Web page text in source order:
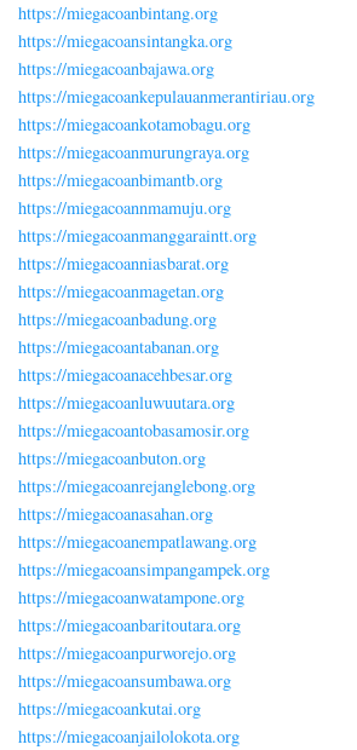
https://miegacoanbintang.org
https://miegacoansintangka.org
https://miegacoanbajawa.org
https://miegacoankepulauanmerantiriau.org
https://miegacoankotamobagu.org
https://miegacoanmurungraya.org
https://miegacoanbimantb.org
https://miegacoannmamuju.org
https://miegacoanmanggaraintt.org
https://miegacoanniasbarat.org
https://miegacoanmagetan.org
https://miegacoanbadung.org
https://miegacoantabanan.org
https://miegacoanacehbesar.org
https://miegacoanluwuutara.org
https://miegacoantobasamosir.org
https://miegacoanbuton.org
https://miegacoanrejanglebong.org
https://miegacoanasahan.org
https://miegacoanempatlawang.org
https://miegacoansimpangampek.org
https://miegacoanwatampone.org
https://miegacoanbaritoutara.org
https://miegacoanpurworejo.org
https://miegacoansumbawa.org
https://miegacoankutai.org
https://miegacoanjailolokota.org